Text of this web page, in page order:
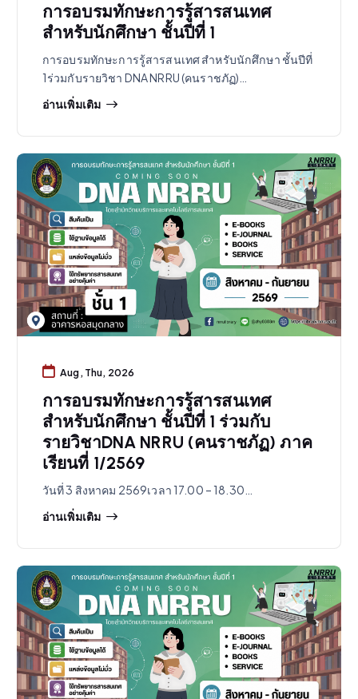
การอบรมทักษะการรู้สารสนเทศ
สำหรับนักศึกษา ชั้นปีที่ 1
การอบรมทักษะการรู้สารสนเทศ สำหรับนักศึกษา ชั้นปีที่
1ร่วมกับรายวิชา DNA NRRU (คนราชภัฏ)…
อ่านเพิ่มเติม
Aug, Thu, 2026
การอบรมทักษะการรู้สารสนเทศ
สำหรับนักศึกษา ชั้นปีที่ 1 ร่วมกับ
รายวิชาDNA NRRU (คนราชภัฏ) ภาค
เรียนที่ 1/2569
วันที่ 3 สิงหาคม 2569เวลา 17.00 – 18.30…
อ่านเพิ่มเติม